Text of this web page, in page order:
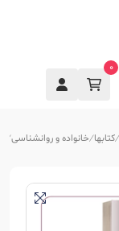
0
کتابها خانواده و روانشناسی